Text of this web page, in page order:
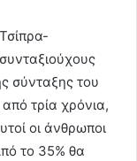
σύνταξης του
τρία χρόνια,
οι άνθρωποι
το 35% θα